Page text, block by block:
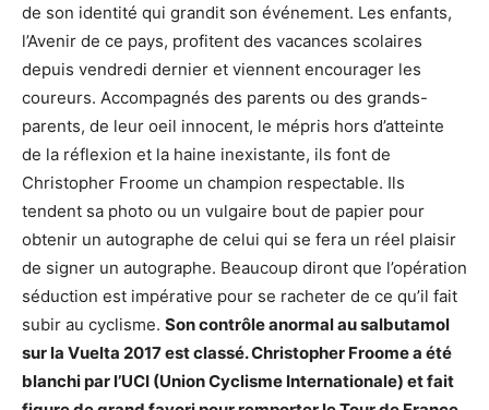
de son identité qui grandit son événement. Les enfants,
l’Avenir de ce pays, profitent des vacances scolaires
depuis vendredi dernier et viennent encourager les
coureurs. Accompagnés des parents ou des grands-
parents, de leur oeil innocent, le mépris hors d’atteinte
de la réflexion et la haine inexistante, ils font de
Christopher Froome un champion respectable. Ils
tendent sa photo ou un vulgaire bout de papier pour
obtenir un autographe de celui qui se fera un réel plaisir
de signer un autographe. Beaucoup diront que l’opération
séduction est impérative pour se racheter de ce qu’il fait
subir au cyclisme. Son contrôle anormal au salbutamol
sur la Vuelta 2017 est classé. Christopher Froome a été
blanchi par l’UCI (Union Cyclisme Internationale) et fait